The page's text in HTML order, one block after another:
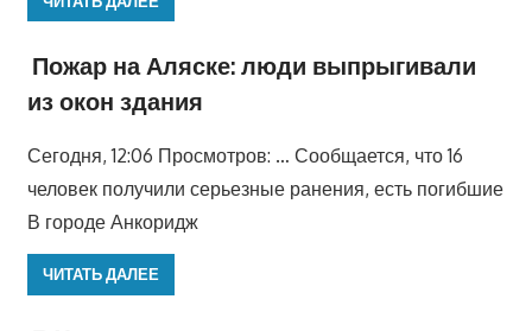
Пожар на Аляске: люди выпрыгивали
из окон здания
Сегодня, 12:06 Просмотров: … Сообщается, что 16
человек получили серьезные ранения, есть погибшие
В городе Анкоридж
ЧИТАТЬ ДАЛЕЕ